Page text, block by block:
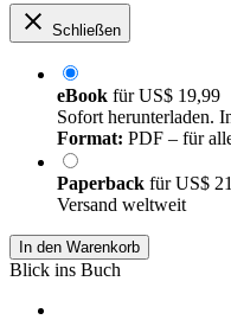
Schließen
eBook fürUS$ 19,99
Sofort herunterladen.
Format: PDF – für
Paperback fürUS$
Versand weltweit
In den Warenkorb
Blick ins Buch